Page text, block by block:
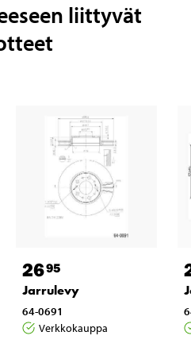
liittyvät
2695
Jarrulevy
64-0691
Verkkokauppa